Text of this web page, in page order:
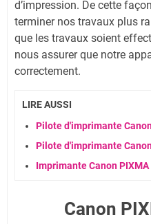
d’impression. De cette
terminer nos travaux plus
que les travaux soient
nous assurer que notre
correctement.
LIRE AUSSI
Pilote d'imprimante
Pilote d'imprimante
Imprimante Canon
Canon